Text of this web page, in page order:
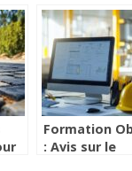
en plusieurs
semaines
les
Formation
: Avis sur le